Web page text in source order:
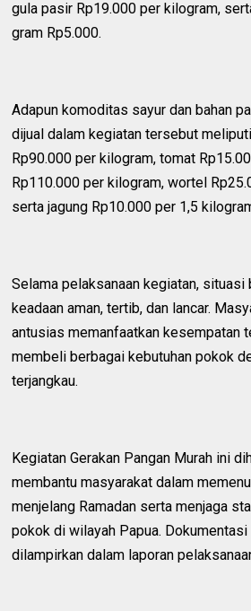
gula pasir Rp19.000 per kilogram,
gram Rp5.000.
Adapun komoditas sayur dan bahan
dijual dalam kegiatan tersebut
Rp90.000 per kilogram, tomat
Rp110.000 per kilogram, wortel
serta jagung Rp10.000 per 1,5
Selama pelaksanaan kegiatan, situasi
keadaan aman, tertib, dan lancar.
antusias memanfaatkan kesempatan
membeli berbagai kebutuhan pokok
terjangkau.
Kegiatan Gerakan Pangan Murah ini
membantu masyarakat dalam
menjelang Ramadan serta menjaga
pokok di wilayah Papua.
dilampirkan dalam laporan